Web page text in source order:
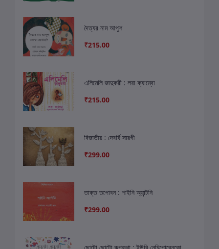
দৈত্যর নাম আপুশ
₹215.00
এলিমেলি জাদুকরী : লরা ক্যাম্বো
₹215.00
বিজাতীয় : দেবর্ষি সারগী
₹299.00
তাক্ত তপোবন : শাইনি অ্যান্টনি
₹299.00
ছোটো ছোটো রূপকথা : ইউরি নেচিপোরেনকো